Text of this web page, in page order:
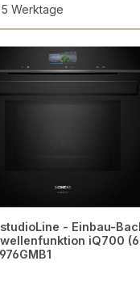
Werktage
- Einbau-
iQ700